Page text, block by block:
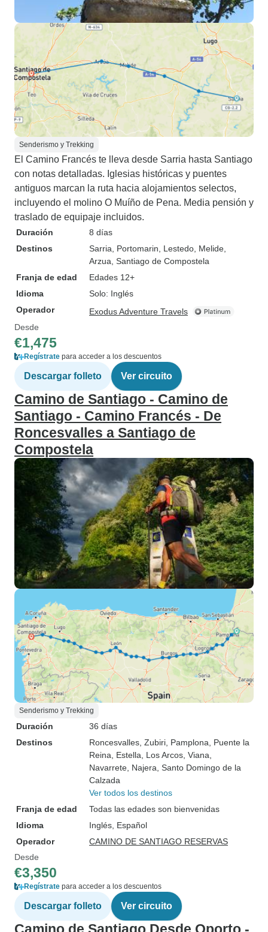
Senderismo y Trekking
El Camino Francés te lleva desde Sarria hasta Santiago
con notas detalladas. Iglesias históricas y puentes
antiguos marcan la ruta hacia alojamientos selectos,
incluyendo el molino O Muíño de Pena. Media pensión y
traslado de equipaje incluidos.
Duración
8 días
Destinos
Sarria , Portomarin , Lestedo , Melide
Arzua , Santiago de Compostela
Franja de edad
Edades 12+
Idioma
Solo: Inglés
Operador
Exodus Adventure Travels
Desde
€1,475
Regístrate para acceder a los descuentos
Descargar folleto Ver circuito
Camino de Santiago - Camino de
Santiago - Camino Francés - De
Roncesvalles a Santiago de
Compostela
Senderismo y Trekking
Duración
36 días
Destinos
Roncesvalles , Zubiri , Pamplona , Puente la
Reina , Estella , Los Arcos , Viana
Navarrete , Najera , Santo Domingo de la
Calzada
Ver todos los destinos
Franja de edad
Todas las edades son bienvenidas
Idioma
Inglés, Español
Operador
CAMINO DE SANTIAGO RESERVAS
Desde
€3,350
Regístrate para acceder a los descuentos
Descargar folleto Ver circuito